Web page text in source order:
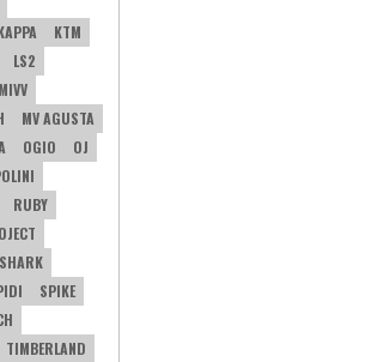
KTM
LS2
MIVV
MV AGUSTA
OGIO
OJ
RUBY
SHARK
SPIKE
TIMBERLAND